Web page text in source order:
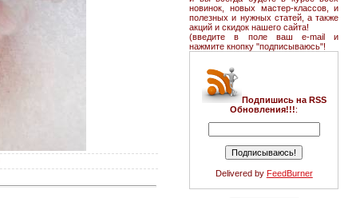
новинок, новых мастер-классов, и
полезных и нужных статей, а также
акций и скидок нашего сайта!
(введите в поле ваш e-mail и
нажмите кнопку "подписываюсь"!
Подпишись на RSS
Обновления!!!:
Delivered by FeedBurner